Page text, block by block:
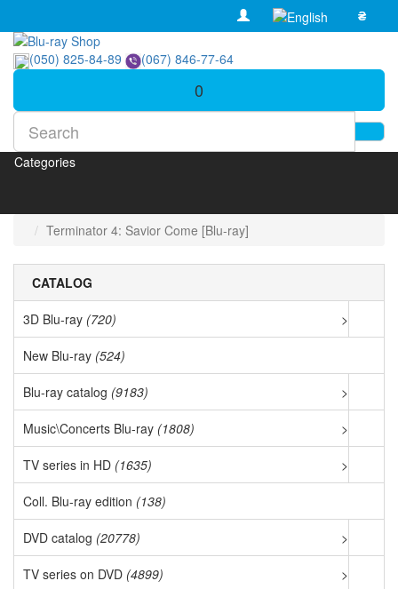
₴
(050) 825-84-89 (067) 846-77-64
0
Categories
Terminator 4: Savior Come [Blu-ray]
CATALOG
3D Blu-ray (720) >
New Blu-ray (524)
Blu-ray catalog (9183) >
Music\Concerts Blu-ray (1808) >
TV series in HD (1635) >
Coll. Blu-ray edition (138)
DVD catalog (20778) >
TV series on DVD (4899) >